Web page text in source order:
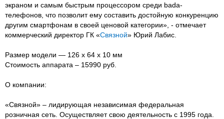
экраном и самым быстрым процессором среди bada-
телефонов, что позволит ему составить достойную конкуренцию
другим смартфонам в своей ценовой категории», - отмечает
коммерческий директор ГК «Связной» Юрий Лабис.
Размер модели — 126 x 64 x 10 мм
Стоимость аппарата – 15990 руб.
О компании:
«Связной» – лидирующая независимая федеральная
розничная сеть. Осуществляет свою деятельность с 1995 года.